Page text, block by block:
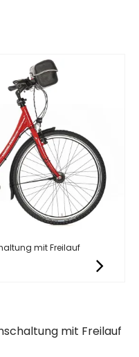
mit Freilauf
mit Freilauf